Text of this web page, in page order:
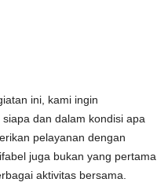
ini, kami ingin
dan dalam kondisi apa
pelayanan dengan
juga bukan yang pertama
aktivitas bersama.